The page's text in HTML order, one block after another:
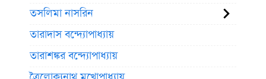
তসলিমা নাসরিন
তারাদাস বন্দ্যোপাধ্যায়
তারাশঙ্কর বন্দ্যোপাধ্যায়